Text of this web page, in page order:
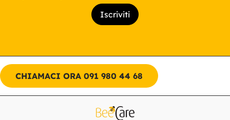
CHIAMACI ORA 091 980 44 68